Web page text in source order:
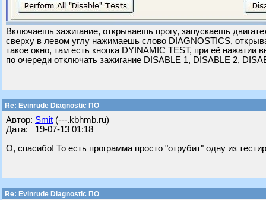
Включаешь зажигание, открываешь прогу, запускаешь
сверху в левом углу нажимаешь слово DIAGNOSTICS,
такое окно, там есть кнопка DYINAMIC TEST, при её
по очереди отключать зажигание DISABLE 1, DISABLE 2,
Re: Evinrude Diagnostic ПО
Автор: Smit (---.kbhmb.ru)
Дата: 19-07-13 01:18
О, спасибо! То есть программа просто "отрубит" одну из
Re: Evinrude Diagnostic ПО